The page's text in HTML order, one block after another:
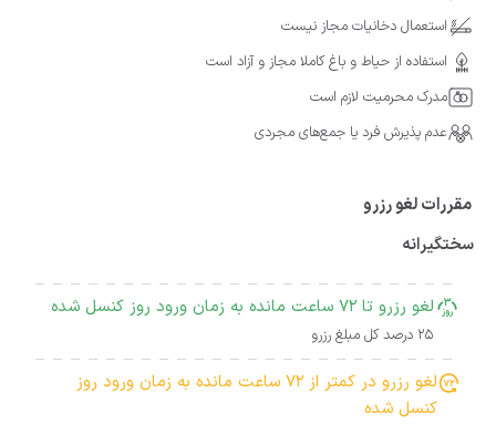
استعمال دخانیات مجاز نیست
استفاده از حیاط و باغ کاملا مجاز و آزاد است
مدرک محرمیت لازم است
عدم پذیرش فرد یا جمع‌های مجردی
مقررات لغو رزرو
سختگیرانه
لغو رزرو تا 72 ساعت مانده به زمان ورود روز کنسل شده
25 درصد کل مبلغ رزرو
لغو رزرو در کمتر از 72 ساعت مانده به زمان ورود روز
کنسل شده